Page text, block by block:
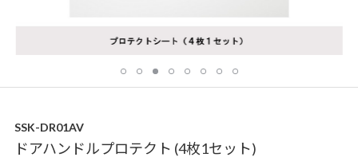
SSK-DR01AV
ドアハンドルプロテクト (4枚1セット)